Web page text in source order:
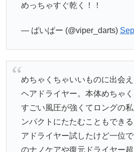
めっちゃすぐ乾く！！
— ばいぱー (@viper_darts)
めちゃくちゃいいものに出会
ヘアドライヤー。本体めちゃ
すごい風圧が強くてロングの
ンパクトにたたむこともでき
アドライヤー試したけど一位
のナノケアや復元ドライヤー超